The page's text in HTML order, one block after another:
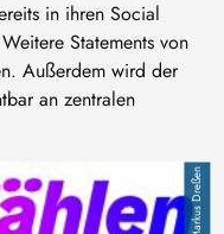
Markus Dreßen
in ihren Social
Statements von
Außerdem wird der
an zentralen